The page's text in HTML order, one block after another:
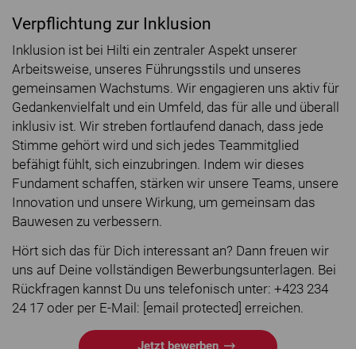
Verpflichtung zur Inklusion
Inklusion ist bei Hilti ein zentraler Aspekt unserer
Arbeitsweise, unseres Führungsstils und unseres
gemeinsamen Wachstums. Wir engagieren uns aktiv für
Gedankenvielfalt und ein Umfeld, das für alle und überall
inklusiv ist. Wir streben fortlaufend danach, dass jede
Stimme gehört wird und sich jedes Teammitglied
befähigt fühlt, sich einzubringen. Indem wir dieses
Fundament schaffen, stärken wir unsere Teams, unsere
Innovation und unsere Wirkung, um gemeinsam das
Bauwesen zu verbessern.
Hört sich das für Dich interessant an? Dann freuen wir
uns auf Deine vollständigen Bewerbungsunterlagen. Bei
Rückfragen kannst Du uns telefonisch unter: +423 234
24 17 oder per E-Mail: [email protected] erreichen.
Jetzt bewerben